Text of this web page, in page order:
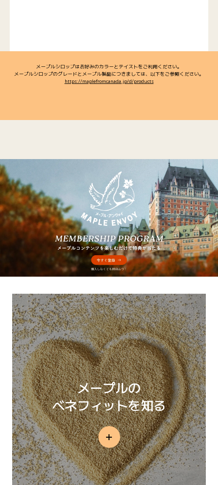
メープルシロップはお好みのカラーとテイストをご利用ください。
メープルシロップのグレードとメープル製品につきましては、以下をご参照ください。
https://maplefromcanada.jp/d/products
メープルの
ベネフィットを知る